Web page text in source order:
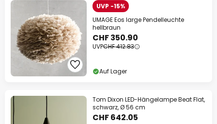
UVP -15%
UMAGE Eos large Pendelleuchte
hellbraun
CHF 350.90
UVPCHF 412.83
Auf Lager
Tom Dixon LED-Hängelampe Beat Flat,
schwarz, Ø 56 cm
CHF 642.05